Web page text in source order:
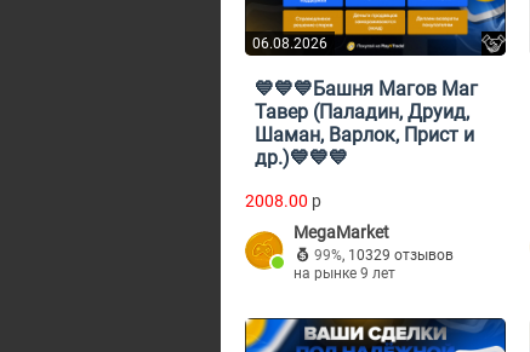
06.08.2026
💙💙💙Башня Магов Маг
Тавер (Паладин, Друид,
Шаман, Варлок, Прист и
др.)💙💙💙
2008.00 p
MegaMarket
99%, 10329 отзывов
на рынке 9 лет